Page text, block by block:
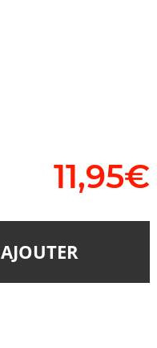
11,95€
AJOUTER